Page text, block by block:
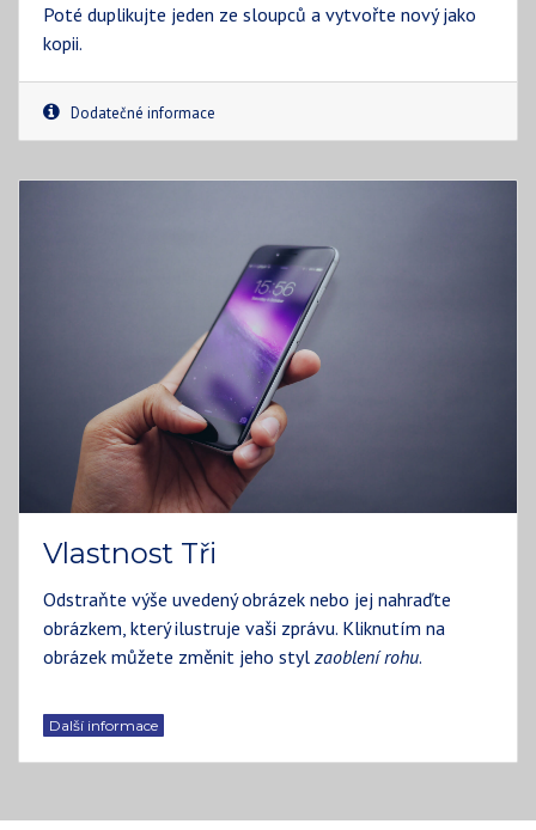
Poté duplikujte jeden ze sloupců a vytvořte nový jako
kopii.
Dodatečné informace
Vlastnost Tři
Odstraňte výše uvedený obrázek nebo jej nahraďte
obrázkem, který ilustruje vaši zprávu. Kliknutím na
obrázek můžete změnit jeho styl zaoblení rohu.
Další informace